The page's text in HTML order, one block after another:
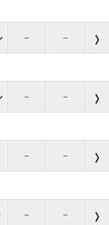
– –
– –
– –
– –